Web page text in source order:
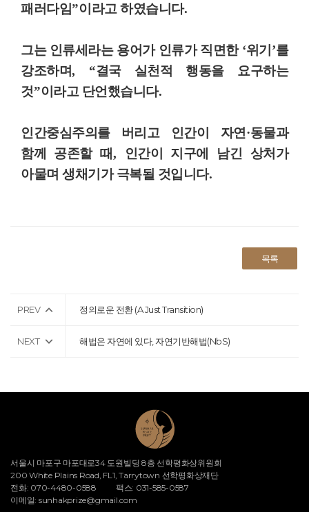
패러다임”이라고 하였습니다.
그는 인류세라는 용어가 인류가 직면한 ‘위기 ’를
강조하며, “결국 실천적 행동을 요구하는
것”이라고 단언했습니다.
인간중심주의를 버리고 인간이 자연 ·동물과
함께 공존할 때,
인간이 지구에 남긴 상처가
아물며 생채기가 극복될 것입니다.
목록
PREV 정의로운 전환 (A Just Transition)
NEXT 해법은 자연에 있다, 자연기반해법(NbS)
서울시 마포구 마포대로34 도원빌딩 8층 선학평화상위원회
200 White Plains Road, FL1, Tarrytown 선학평화상재단
전화: 070-4480-0588
팩스: 031-585-0587
이메일: sunhakprize@gmail.com